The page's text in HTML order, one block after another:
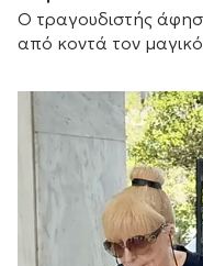
Ο τραγουδιστής
από κοντά τον